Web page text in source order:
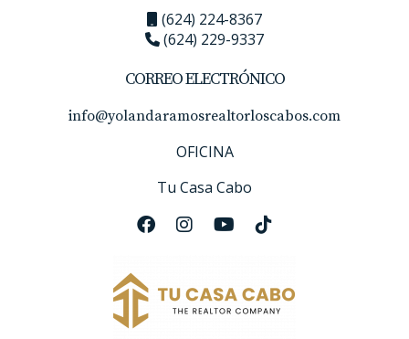
blanco cálido que ilumina los espacios y
combina perfectamente con madera y
Farrow & Ball Shaded White No. 201
espacios amplios y luminosos.
Para los detalles en madera, la tendencia en Los
realzan el estilo rústico pero lujoso de las
Nogal Americano Oscuro: Este tono oscuro con
vetas visibles crea un contraste elegante en
(624) 224-8367
(624) 229-9337
CORREO ELECTRÓNICO
info@yolandaramosrealtorloscabos.com
OFICINA
Tu Casa Cabo